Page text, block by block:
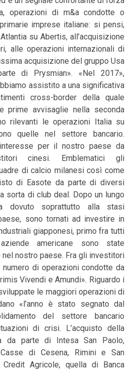
operazioni di m&a condotte o
imprese italiane: si pensi,
su Abertis, all’acquisizione
alle operazioni internazionali di
acquisizione del gruppo Usa
di Prysmian». «Nel 2017»,
assistito a una significativa
cross-border della quale
prime avvisaglie nella seconda
rilevanti le operazioni Italia su
quelle nel settore bancario.
per il nostro paese da
cinesi. Emblematici gli
di calcio milanesi così come
di Easote da parte di diversi
sorta di club deal. Dopo un lungo
dovuto soprattutto alla stasi
sono tornati ad investire in
giapponesi, primo fra tutti
americane sono state
nostro paese. Fra gli investitori
di operazioni condotte da
Vivendi e Amundi». Riguardo i
le maggiori operazioni di
«l’anno è stato segnato dal
del settore bancario
di crisi. L’acquisto della
da parte di Intesa San Paolo,
di Cesena, Rimini e San
Agricole, quella di Banca